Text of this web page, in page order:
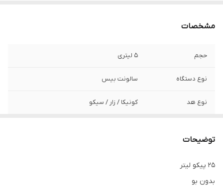
مشخصات
حجم 5 لیتری
نوع دستگاه سالونت بیس
نوع هد کونیکا / زار / سیکو
توضیحات
25 پیکو لیتر
بدون بو